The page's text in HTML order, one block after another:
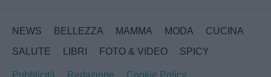
NEWS BELLEZZA MAMMA MODA
CUCINA
SALUTE
LIBRI FOTO & VIDEO SPICY
Pubblicità Redazione
Cookie Policy